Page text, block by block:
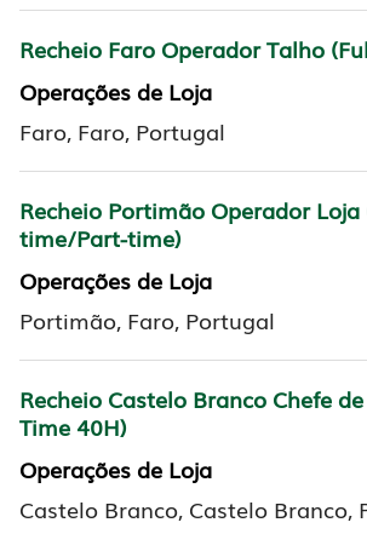
Recheio Faro Operador Talho
Operações de Loja
Faro, Faro, Portugal
Recheio Portimão Operador Loja
time/Part-time)
Operações de Loja
Portimão, Faro, Portugal
Recheio Castelo Branco Chefe
Time 40H)
Operações de Loja
Castelo Branco, Castelo Branco,